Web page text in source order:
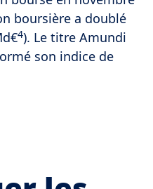
boursière a doublé
4). Le titre Amundi
son indice de